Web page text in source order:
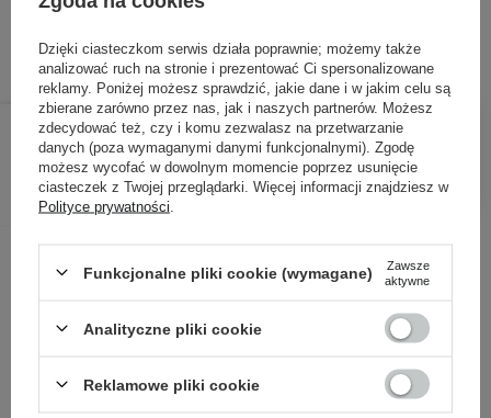
139,00 zł /szt.
DODAJ DO KOSZYKA
Dzięki ciasteczkom serwis działa poprawnie; możemy także
analizować ruch na stronie i prezentować Ci spersonalizowane
reklamy. Poniżej możesz sprawdzić, jakie dane i w jakim celu są
zbierane zarówno przez nas, jak i naszych partnerów. Możesz
zdecydować też, czy i komu zezwalasz na przetwarzanie
danych (poza wymaganymi danymi funkcjonalnymi). Zgodę
możesz wycofać w dowolnym momencie poprzez usunięcie
ciasteczek z Twojej przeglądarki. Więcej informacji znajdziesz w
Polityce prywatności
Funkcjonalne pliki cookie (wymagane)
Zawsze
aktywne
Analityczne pliki cookie
Reklamowe pliki cookie